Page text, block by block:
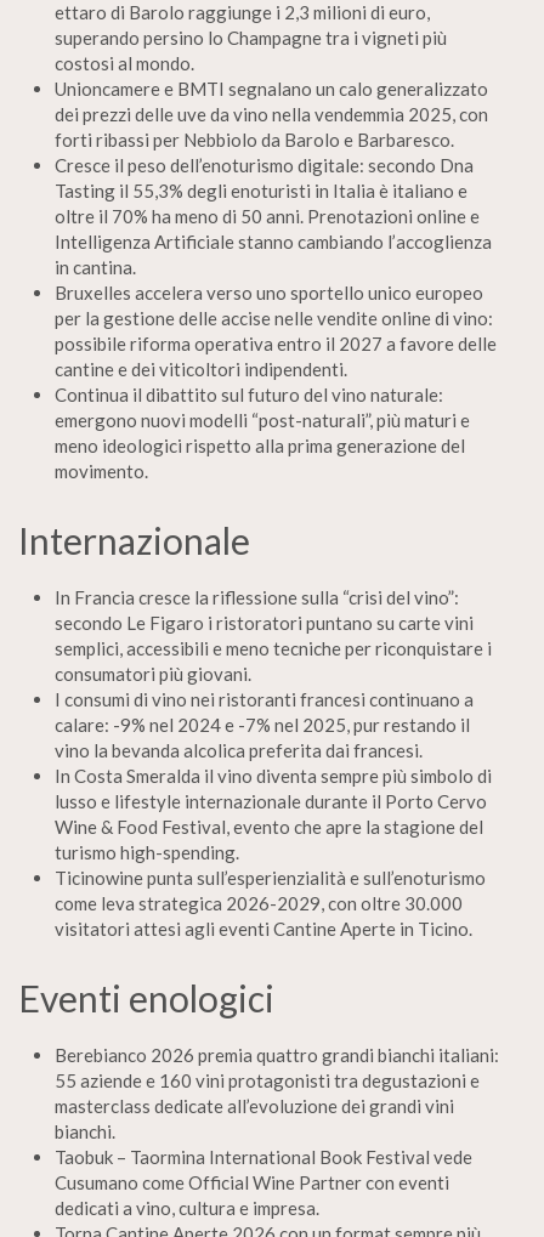
ettaro di Barolo raggiunge i 2,3 milioni di euro,
superando persino lo Champagne tra i vigneti più
costosi al mondo.
Unioncamere e BMTI segnalano un calo generalizzato
dei prezzi delle uve da vino nella vendemmia 2025, con
forti ribassi per Nebbiolo da Barolo e Barbaresco.
Cresce il peso dell’enoturismo digitale: secondo Dna
Tasting il 55,3% degli enoturisti in Italia è italiano e
oltre il 70% ha meno di 50 anni. Prenotazioni online e
Intelligenza Artificiale stanno cambiando l’accoglienza
in cantina.
Bruxelles accelera verso uno sportello unico europeo
per la gestione delle accise nelle vendite online di vino:
possibile riforma operativa entro il 2027 a favore delle
cantine e dei viticoltori indipendenti.
Continua il dibattito sul futuro del vino naturale:
emergono nuovi modelli “post-naturali”, più maturi e
meno ideologici rispetto alla prima generazione del
movimento.
Internazionale
In Francia cresce la riflessione sulla “crisi del vino”:
secondo Le Figaro i ristoratori puntano su carte vini
semplici, accessibili e meno tecniche per riconquistare i
consumatori più giovani.
I consumi di vino nei ristoranti francesi continuano a
calare: -9% nel 2024 e -7% nel 2025, pur restando il
vino la bevanda alcolica preferita dai francesi.
In Costa Smeralda il vino diventa sempre più simbolo di
lusso e lifestyle internazionale durante il Porto Cervo
Wine & Food Festival, evento che apre la stagione del
turismo high-spending.
Ticinowine punta sull’esperienzialità e sull’enoturismo
come leva strategica 2026-2029, con oltre 30.000
visitatori attesi agli eventi Cantine Aperte in Ticino.
Eventi enologici
Berebianco 2026 premia quattro grandi bianchi italiani:
55 aziende e 160 vini protagonisti tra degustazioni e
masterclass dedicate all’evoluzione dei grandi vini
bianchi.
Taobuk – Taormina International Book Festival vede
Cusumano come Official Wine Partner con eventi
dedicati a vino, cultura e impresa.